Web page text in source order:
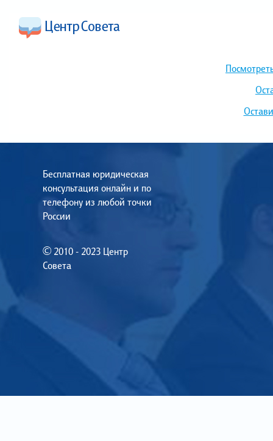
Бесплатная юридическая
консультация онлайн и по
телефону из любой точки
России
© 2010 - 2023 Центр
Совета